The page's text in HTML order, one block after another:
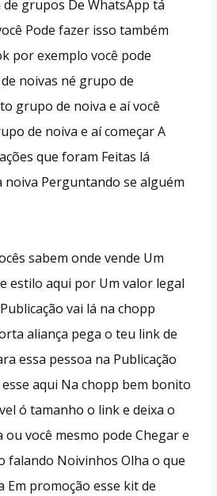
grupos De WhatsApp tá
Pode fazer isso também
por exemplo você pode
noivas né grupo de
grupo de noiva e aí você
de noiva e aí começar A
que foram Feitas lá
noiva Perguntando se alguém
sabem onde vende Um
estilo aqui por Um valor legal
vai lá na chopp
aliança pega o teu link de
essa pessoa na Publicação
aqui Na chopp bem bonito
ó tamanho o link e deixa o
ou você mesmo pode Chegar e
falando Noivinhos Olha o que
Em promoção esse kit de